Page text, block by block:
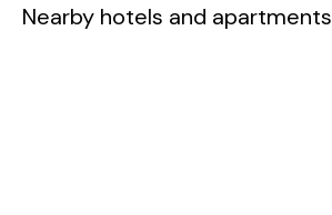
Nearby hotels and apartments